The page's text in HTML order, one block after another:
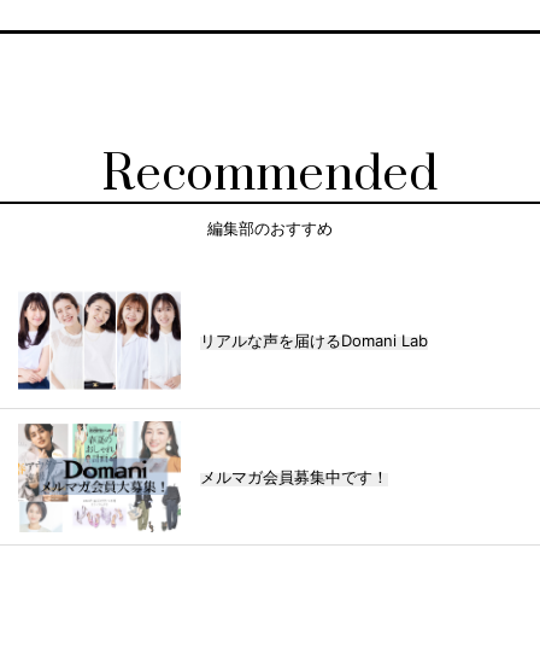
Recommended
編集部のおすすめ
リアルな声を届けるDomani Lab
メルマガ会員募集中です！